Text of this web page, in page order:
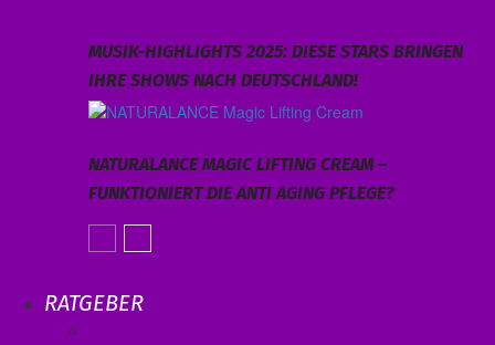
MUSIK-HIGHLIGHTS 2025: DIESE STARS BRINGEN
IHRE SHOWS NACH DEUTSCHLAND!
NATURALANCE MAGIC LIFTING CREAM –
FUNKTIONIERT DIE ANTI AGING PFLEGE?
RATGEBER